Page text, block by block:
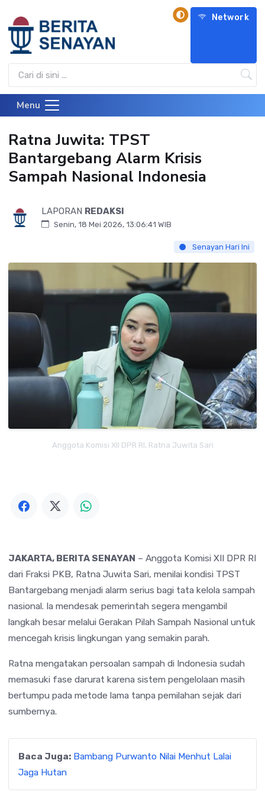
Network
Menu
Ratna Juwita: TPST
Bantargebang Alarm Krisis
Sampah Nasional Indonesia
LAPORAN REDAKSI
Senin, 18 Mei 2026, 13:06:41 WIB
Senayan Hari Ini
Anggota Komisi XII DPR RI, Ratna Juwita Sari
JAKARTA, BERITA SENAYAN – Anggota Komisi XII DPR RI
dari Fraksi PKB, Ratna Juwita Sari, menilai kondisi TPST
Bantargebang menjadi alarm serius bagi tata kelola sampah
nasional. Ia mendesak pemerintah segera mengambil
langkah besar melalui Gerakan Pilah Sampah Nasional untuk
mencegah krisis lingkungan yang semakin parah.
Ratna mengatakan persoalan sampah di Indonesia sudah
memasuki fase darurat karena sistem pengelolaan masih
bertumpu pada metode lama tanpa pemilahan sejak dari
sumbernya.
Baca Juga: Bambang Purwanto Nilai Menhut Lalai
Jaga Hutan